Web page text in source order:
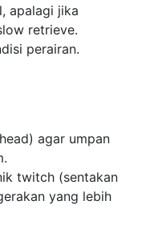
apalagi jika
retrieve.
perairan.
agar umpan
twitch (sentakan
yang lebih